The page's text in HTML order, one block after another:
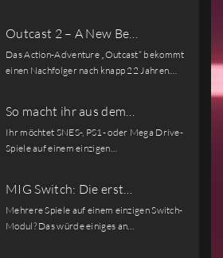
Outcast 2 – A New Be…
Das Action-Adventure „Outcast“ bekommt
einen Nachfolger nach knapp 22 Jahren.…
So macht ihr aus dem…
Ihr möchtet SNES-, PS1- oder Mega Drive-
Spiele auf einem einzigen…
MIG Switch: Die erst…
Mehrere Spiele auf einem einzigen Switch-
Modul? Das würde einiges an…